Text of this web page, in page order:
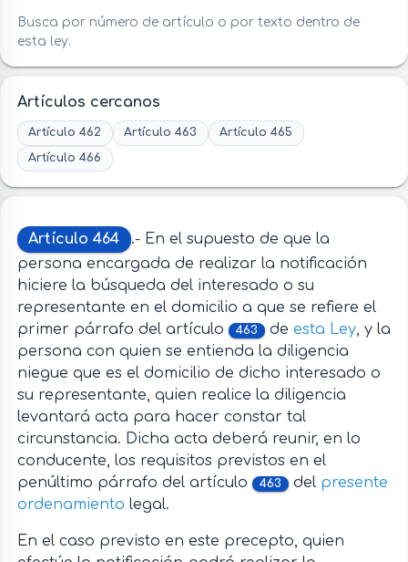
Busca por número de artículo o por texto dentro de
esta ley.
Artículos cercanos
Artículo 462 Artículo 463
Artículo 465
Artículo 466
Artículo 464
.- En el supuesto de que la
persona encargada de realizar la notificación
hiciere la búsqueda del interesado o su
representante en el domicilio a que se refiere el
primer párrafo del artículo
463 de esta Ley, y la
persona con quien se entienda la diligencia
niegue que es el domicilio de dicho interesado o
su representante, quien realice la diligencia
levantará acta para hacer constar tal
circunstancia. Dicha acta deberá reunir, en lo
conducente, los requisitos previstos en el
penúltimo párrafo del artículo
463 del presente
ordenamiento legal.
En el caso previsto en este precepto, quien